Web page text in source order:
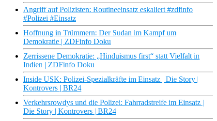
Angriff auf Polizisten: Routineeinsatz eskaliert #zdfinfo
#Polizei #Einsatz
Hoffnung in Trümmern: Der Sudan im Kampf um
Demokratie | ZDFinfo Doku
Zerrissene Demokratie: „Hinduismus first“ statt Vielfalt in
Indien | ZDFinfo Doku
Inside USK: Polizei-Spezialkräfte im Einsatz | Die Story |
Kontrovers | BR24
Verkehrsrowdys und die Polizei: Fahrradstreife im Einsatz |
Die Story | Kontrovers | BR24